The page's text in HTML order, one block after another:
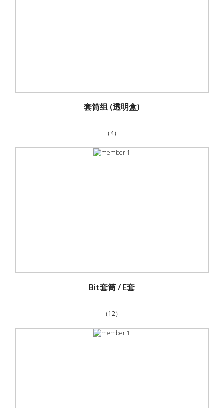
套筒组 (透明盒)
（4）
Bit套筒 / E套
（12）